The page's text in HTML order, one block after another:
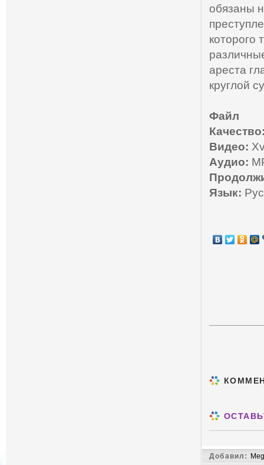
обязаны
которого
ареста
круглой
Файл
Видео:
Аудио:
Язык:
Добавил: